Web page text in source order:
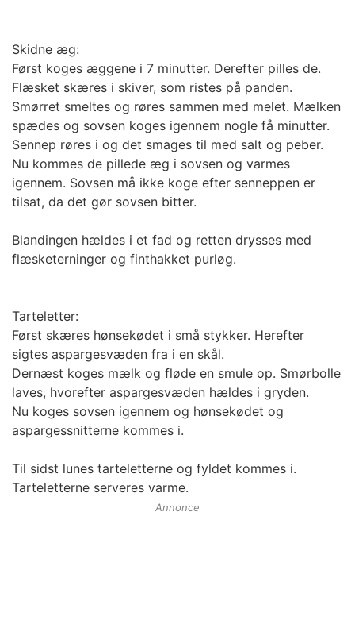
Skidne æg:
Først koges æggene i 7 minutter. Derefter pilles de.
Flæsket skæres i skiver, som ristes på panden.
Smørret smeltes og røres sammen med melet. Mælken
spædes og sovsen koges igennem nogle få minutter.
Sennep røres i og det smages til med salt og peber.
Nu kommes de pillede æg i sovsen og varmes
igennem. Sovsen må ikke koge efter senneppen er
tilsat, da det gør sovsen bitter.
Blandingen hældes i et fad og retten drysses med
flæsketerninger og finthakket purløg.
Tarteletter:
Først skæres hønsekødet i små stykker. Herefter
sigtes aspargesvæden fra i en skål.
Dernæst koges mælk og fløde en smule op. Smørbolle
laves, hvorefter aspargesvæden hældes i gryden.
Nu koges sovsen igennem og hønsekødet og
aspargessnitterne kommes i.
Til sidst lunes tarteletterne og fyldet kommes i.
Tarteletterne serveres varme.
Annonce